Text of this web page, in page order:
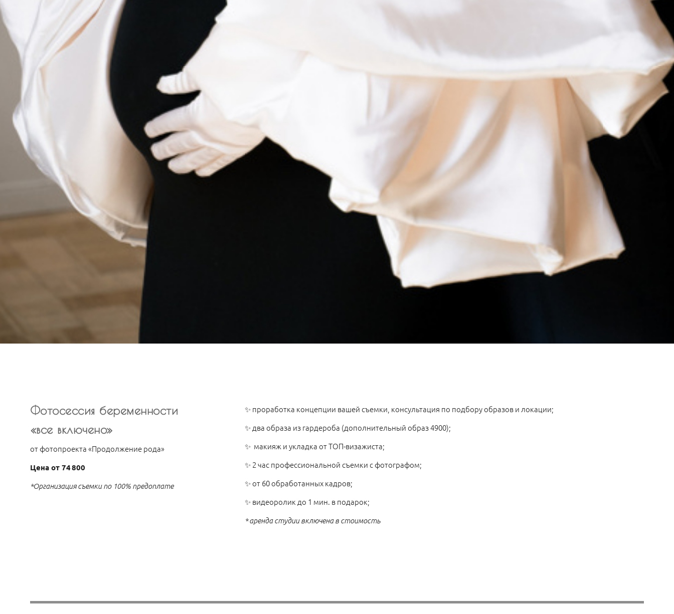
Фотосессия беременности
«все включено»
от фотопроекта «Продолжение рода»
Цена от 74 800
*Организация съемки по 100% предоплате
✨ проработка концепции вашей съемки, консультация по подбору образов и локации;
✨ два образа из гардероба (дополнительный образ 4900);
✨ макияж и укладка от ТОП-визажиста;
✨ 2 час профессиональной съемки с фотографом;
✨ от 60 обработанных кадров;
✨ видеоролик до 1 мин. в подарок;
* аренда студии включена в стоимость